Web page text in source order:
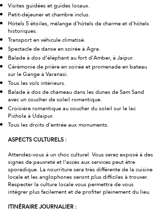
Visites guidées et guides locaux.
Petit-déjeuner et chambre inclus.
Hôtels 5 étoiles, mélange d'hôtels de charme et d'hôtels
historiques.
Transport en véhicule climatisé.
Spectacle de danse en soirée à Agra.
Balade à dos d'éléphant au fort d'Amber, à Jaipur.
Cérémonie de prière en soirée et promenade en bateau
sur le Gange à Varanasi.
Tous les vols intérieurs.
Balade à dos de chameau dans les dunes de Sam Sand
avec un coucher de soleil romantique.
Croisière romantique au coucher du soleil sur le lac
Pichola à Udaipur.
Tous les droits d'entrée aux monuments.
ASPECTS CULTURELS :
Attendez-vous à un choc culturel. Vous serez exposé à des
signes de pauvreté et l'accès aux services peut être
sporadique. La nourriture sera très différente de la cuisine
locale et les anglophones seront plus difficiles à trouver.
Respecter la culture locale vous permettra de vous
intégrer plus facilement et de profiter pleinement du lieu.
ITINÉRAIRE JOURNALIER :